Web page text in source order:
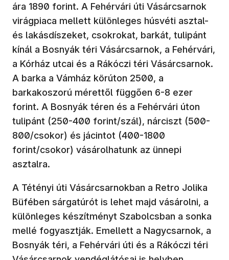
ára 1890 forint. A Fehérvári úti Vásárcsarnok
virágpiaca mellett különleges húsvéti asztal-
és lakásdíszeket, csokrokat, barkát, tulipánt
kínál a Bosnyák téri Vásárcsarnok, a Fehérvári,
a Kórház utcai és a Rákóczi téri Vásárcsarnok.
A barka a Vámház körúton 2500, a
barkakoszorú mérettől függően 6-8 ezer
forint. A Bosnyák téren és a Fehérvári úton
tulipánt (250-400 forint/szál), nárciszt (500-
800/csokor) és jácintot (400-1800
forint/csokor) vásárolhatunk az ünnepi
asztalra.
A Tétényi úti Vásárcsarnokban a Retro Jolika
Büfében sárgatúrót is lehet majd vásárolni, a
különleges készítményt Szabolcsban a sonka
mellé fogyasztják. Emellett a Nagycsarnok, a
Bosnyák téri, a Fehérvári úti és a Rákóczi téri